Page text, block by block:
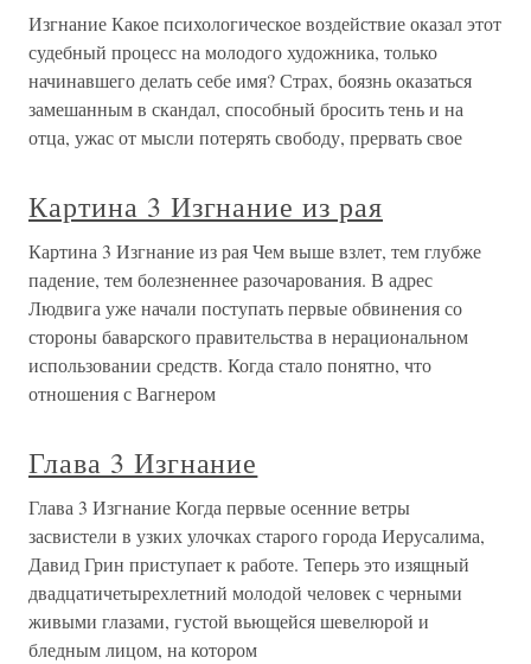
Изгнание Какое психологическое воздействие оказал этот
судебный процесс на молодого художника, только
начинавшего делать себе имя? Страх, боязнь оказаться
замешанным в скандал, способный бросить тень и на
отца, ужас от мысли потерять свободу, прервать свое
Картина 3 Изгнание из рая
Картина 3 Изгнание из рая Чем выше взлет, тем глубже
падение, тем болезненнее разочарования. В адрес
Людвига уже начали поступать первые обвинения со
стороны баварского правительства в нерациональном
использовании средств. Когда стало понятно, что
отношения с Вагнером
Глава 3 Изгнание
Глава 3 Изгнание Когда первые осенние ветры
засвистели в узких улочках старого города Иерусалима,
Давид Грин приступает к работе. Теперь это изящный
двадцатичетырехлетний молодой человек с черными
живыми глазами, густой вьющейся шевелюрой и
бледным лицом, на котором